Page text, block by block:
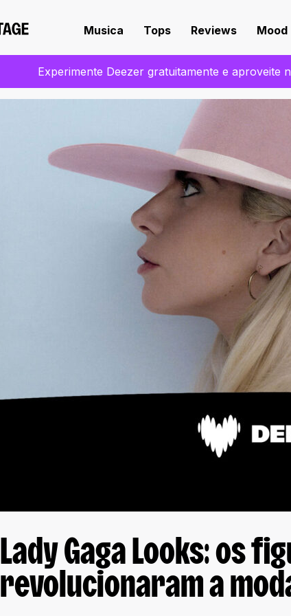
Musica Tops Reviews Mood
Experimente Deezer gratuitamente e aproveite
Lady Gaga Looks: os
revolucionaram a